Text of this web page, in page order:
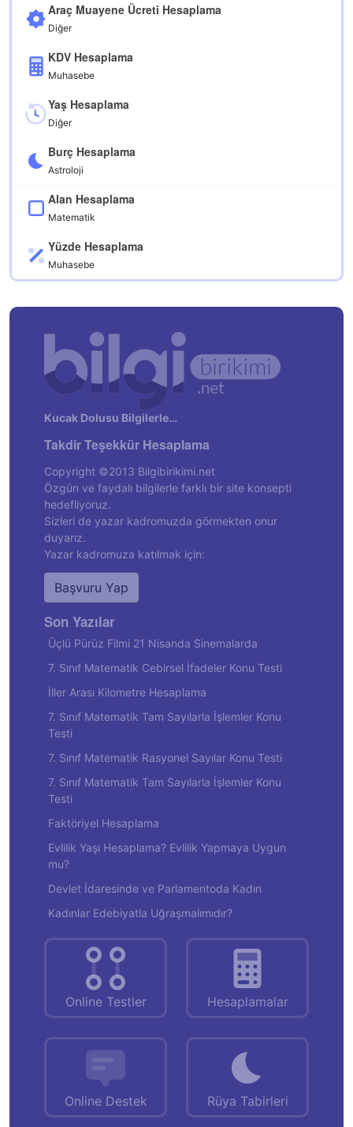
Araç Muayene Ücreti Hesaplama
Diğer
KDV Hesaplama
Muhasebe
Yaş Hesaplama
Diğer
Burç Hesaplama
Astroloji
Alan Hesaplama
Matematik
Yüzde Hesaplama
Muhasebe
Kucak Dolusu Bilgilerle…
Takdir Teşekkür Hesaplama
Copyright ©2013 Bilgibirikimi.net
Özgün ve faydalı bilgilerle farklı bir site konsepti
hedefliyoruz.
Sizleri de yazar kadromuzda görmekten onur
duyarız.
Yazar kadromuza katılmak için:
Başvuru Yap
Son Yazılar
Üçlü Pürüz Filmi 21 Nisanda Sinemalarda
7. Sınıf Matematik Cebirsel İfadeler Konu Testi
İller Arası Kilometre Hesaplama
7. Sınıf Matematik Tam Sayılarla İşlemler Konu
Testi
7. Sınıf Matematik Rasyonel Sayılar Konu Testi
7. Sınıf Matematik Tam Sayılarla İşlemler Konu
Testi
Faktöriyel Hesaplama
Evlilik Yaşı Hesaplama? Evlilik Yapmaya Uygun
mu?
Devlet İdaresinde ve Parlamentoda Kadın
Kadınlar Edebiyatla Uğraşmalımıdır?
Online Testler Hesaplamalar
Online Destek Rüya Tabirleri